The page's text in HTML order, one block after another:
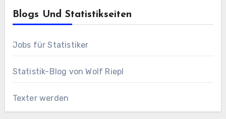
Blogs Und Statistikseiten
Jobs für Statistiker
Statistik-Blog von Wolf Riepl
Texter werden